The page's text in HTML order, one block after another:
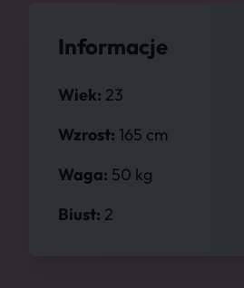
Informacje
Wiek: 23
Wzrost: 165 cm
Waga: 50 kg
Biust: 2